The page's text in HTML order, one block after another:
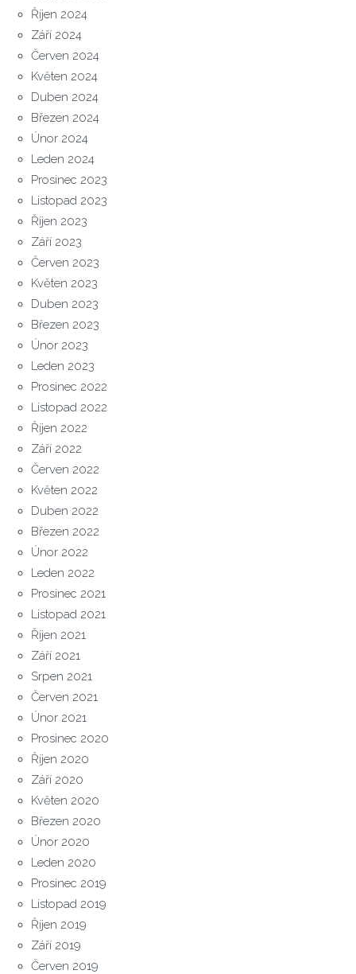
Říjen 2024
Září 2024
Červen 2024
Květen 2024
Duben 2024
Březen 2024
Únor 2024
Leden 2024
Prosinec 2023
Listopad 2023
Říjen 2023
Září 2023
Červen 2023
Květen 2023
Duben 2023
Březen 2023
Únor 2023
Leden 2023
Prosinec 2022
Listopad 2022
Říjen 2022
Září 2022
Červen 2022
Květen 2022
Duben 2022
Březen 2022
Únor 2022
Leden 2022
Prosinec 2021
Listopad 2021
Říjen 2021
Září 2021
Srpen 2021
Červen 2021
Únor 2021
Prosinec 2020
Říjen 2020
Září 2020
Květen 2020
Březen 2020
Únor 2020
Leden 2020
Prosinec 2019
Listopad 2019
Říjen 2019
Září 2019
Červen 2019